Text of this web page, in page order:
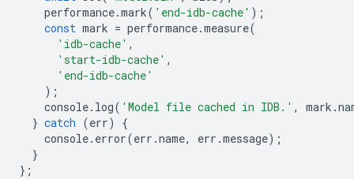
performance.mark( 'end-idb-cache' );
const mark = performance.measure(
'idb-cache' ,
'start-idb-cache' ,
'end-idb-cache'
);
console. log( 'Model file cached in IDB.' , mark .
} catch (err)
{
console. error(err .name, err .message);
}
};